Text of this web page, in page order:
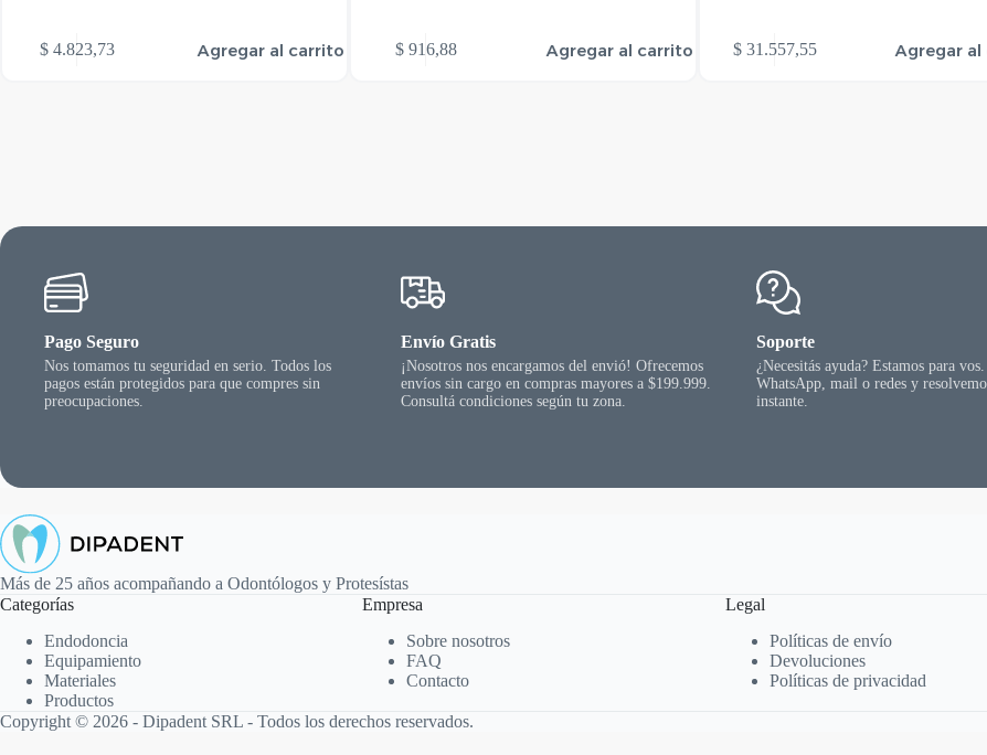
$4.823,73 Agregar al carrito $916,88 Agregar al carrito $31.557,55 Agregar
Pago Seguro
Nos tomamos tu seguridad en serio. Todos los
pagos están protegidos para que compres sin
preocupaciones.
Envío Gratis
¡Nosotros nos encargamos del envió! Ofrecemos
envíos sin cargo en compras mayores a $199.999.
Consultá condiciones según tu zona.
Soporte
¿Necesitás ayuda? Estamos para
WhatsApp, mail o redes y
instante.
Más de 25 años acompañando a Odontólogos y Protesístas
Categorías
Endodoncia
Equipamiento
Materiales
Productos
Empresa
Sobre nosotros
FAQ
Contacto
Legal
Políticas de envío
Devoluciones
Políticas de privacidad
Copyright © 2026 - Dipadent SRL - Todos los derechos reservados.